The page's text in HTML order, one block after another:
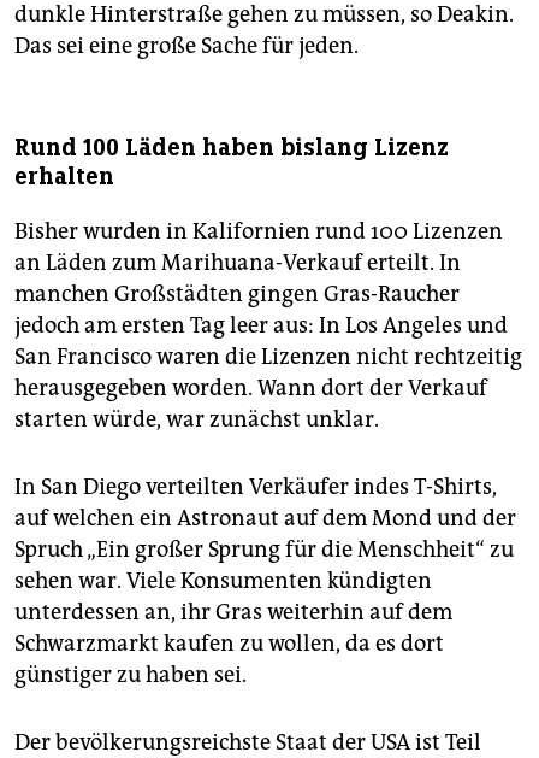
dunkle Hinterstraße gehen zu müssen, so Deakin.
Das sei eine große Sache für jeden.
Rund 100 Läden haben bislang Lizenz
erhalten
Bisher wurden in Kalifornien rund 100 Lizenzen
an Läden zum Marihuana-Verkauf erteilt. In
manchen Großstädten gingen Gras-Raucher
jedoch am ersten Tag leer aus: In Los Angeles und
San Francisco waren die Lizenzen nicht rechtzeitig
herausgegeben worden. Wann dort der Verkauf
starten würde, war zunächst unklar.
In San Diego verteilten Verkäufer indes T-Shirts,
auf welchen ein Astronaut auf dem Mond und der
Spruch „Ein großer Sprung für die Menschheit“ zu
sehen war. Viele Konsumenten kündigten
unterdessen an, ihr Gras weiterhin auf dem
Schwarzmarkt kaufen zu wollen, da es dort
günstiger zu haben sei.
Der bevölkerungsreichste Staat der USA ist Teil